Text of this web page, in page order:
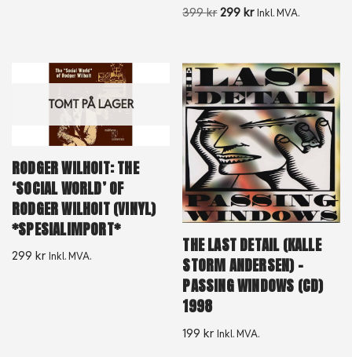
399kr 299kr Inkl. MVA.
TOMT PÅ LAGER
RODGER WILHOIT: THE
‘SOCIAL WORLD’ OF
RODGER WILHOIT (VINYL)
*SPESIALIMPORT*
299 kr Inkl. MVA.
THE LAST DETAIL (KALLE
STORM ANDERSEN) –
PASSING WINDOWS (CD)
1998
199kr Inkl. MVA.